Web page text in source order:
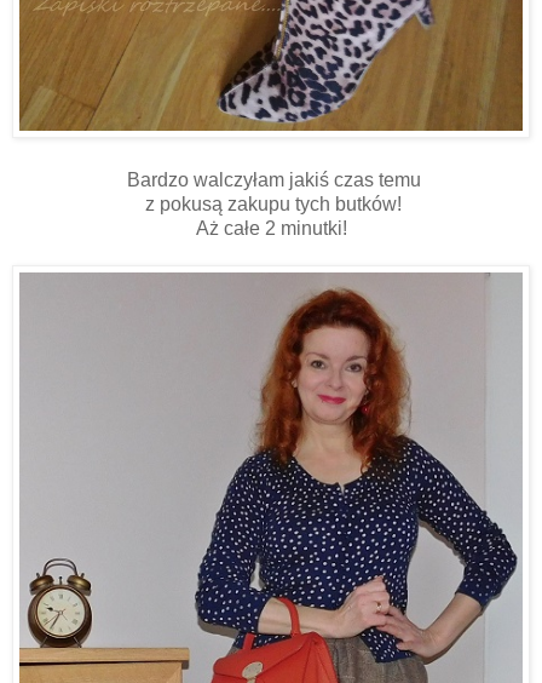
Bardzo walczyłam jakiś czas temu
z pokusą zakupu tych butków!
Aż całe 2 minutki!